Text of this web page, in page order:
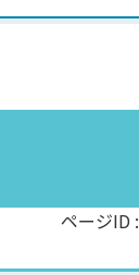
ページID :